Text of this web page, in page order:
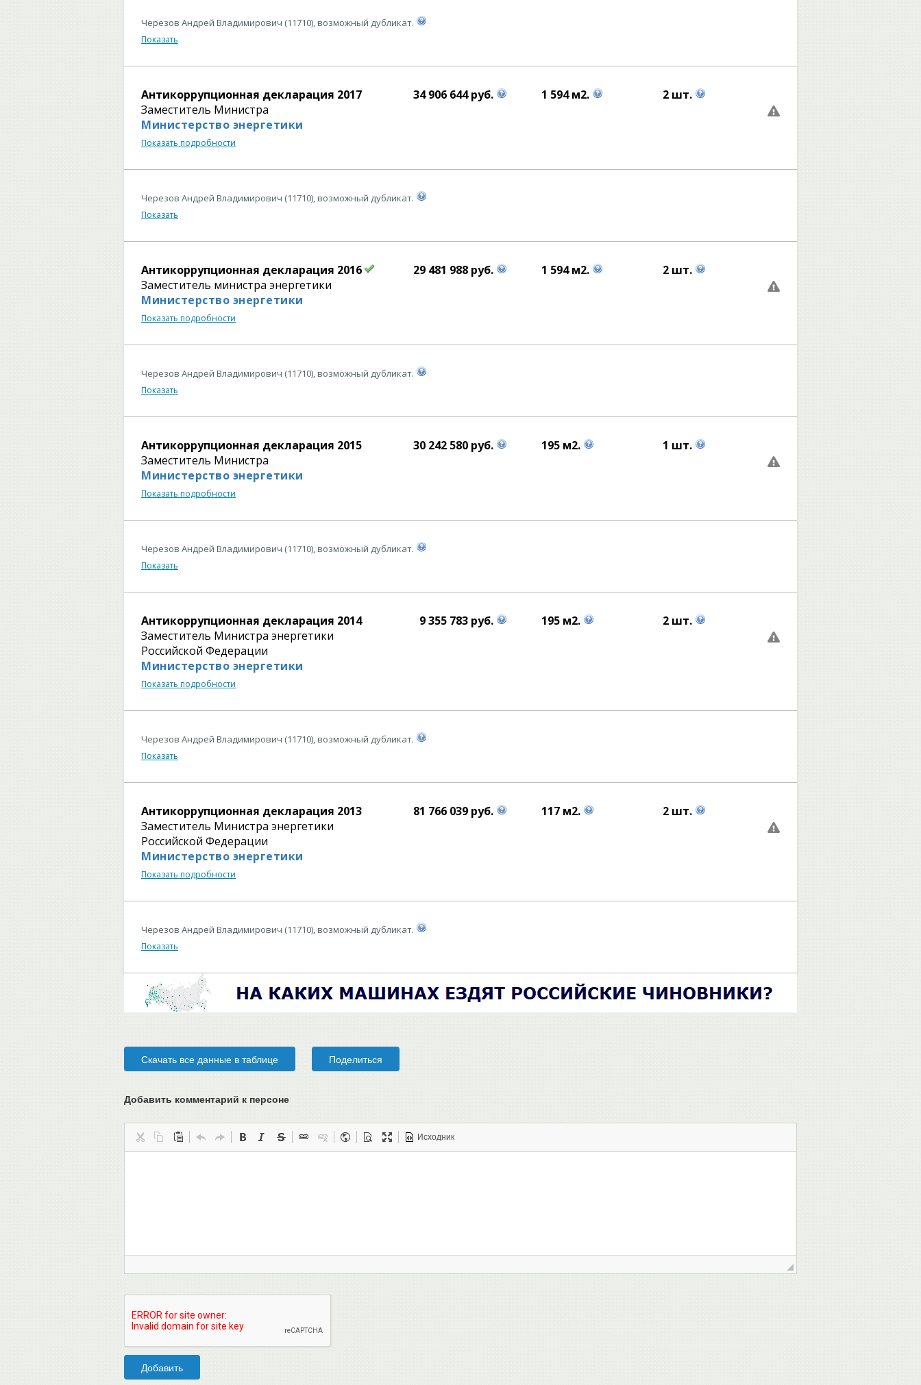
Черезов Андрей Владимирович (11710), возможный дубликат.
Показать
Антикоррупционная декларация 2017
Заместитель Министра
Министерство энергетики
Показать подробности
34 906 644 руб. 1 594 м2. 2 шт.
Черезов Андрей Владимирович (11710), возможный дубликат.
Показать
Антикоррупционная декларация 2016
Заместитель министра энергетики
Министерство энергетики
Показать подробности
29 481 988 руб. 1 594 м2. 2 шт.
Черезов Андрей Владимирович (11710), возможный дубликат.
Показать
Антикоррупционная декларация 2015
Заместитель Министра
Министерство энергетики
Показать подробности
30 242 580 руб. 195 м2. 1 шт.
Черезов Андрей Владимирович (11710), возможный дубликат.
Показать
Антикоррупционная декларация 2014
Заместитель Министра энергетики
Российской Федерации
Министерство энергетики
Показать подробности
9 355 783 руб. 195 м2. 2 шт.
Черезов Андрей Владимирович (11710), возможный дубликат.
Показать
Антикоррупционная декларация 2013
Заместитель Министра энергетики
Российской Федерации
Министерство энергетики
Показать подробности
81 766 039 руб. 117 м2. 2 шт.
Черезов Андрей Владимирович (11710), возможный дубликат.
Показать
Скачать все данные в таблице Поделиться
Добавить комментарий к персоне
Исходник
Добавить